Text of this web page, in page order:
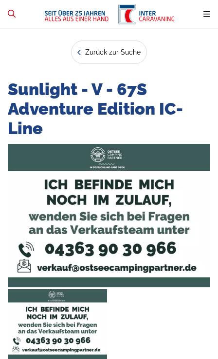
Zurück zur Suche
Sunlight - V - 67S
Adventure Edition IC-
Line